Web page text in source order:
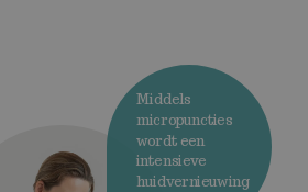
Middels
micropuncties
wordt een
intensieve
huidvernieuwing